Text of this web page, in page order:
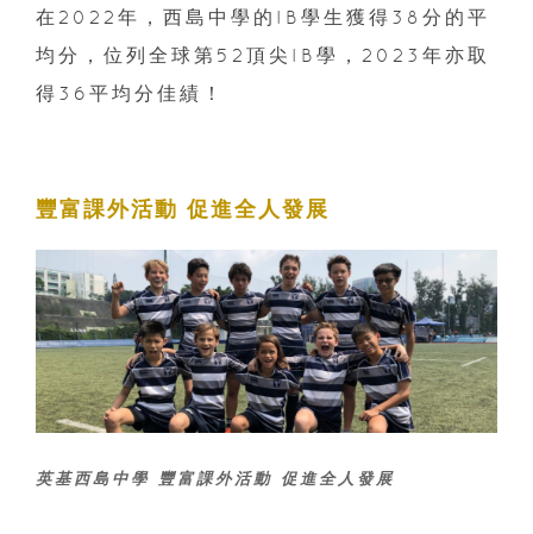
在2022年，西島中學的IB學生獲得38分的平
均分，位列全球第52頂尖IB學，2023年亦取
得36平均分佳績！
豐富課外活動 促進全人發展
英基西島中學 豐富課外活動 促進全人發展